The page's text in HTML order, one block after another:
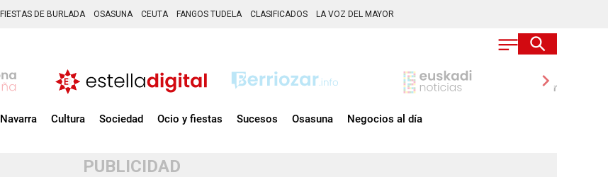
FIESTAS DE BURLADA OSASUNA CEUTA FANGOS TUDELA CLASIFICADOS LA VOZ DEL MAYOR
chevron_right
Navarra Cultura Sociedad Ocio y fiestas Sucesos Osasuna Negocios al día
PUBLICIDAD